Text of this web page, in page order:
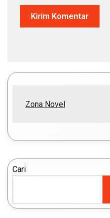
Zona Novel
Cari